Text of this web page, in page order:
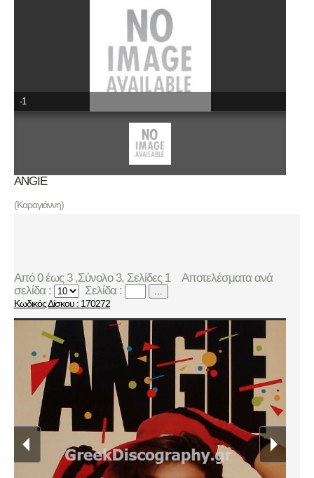
-1
ANGIE
(Καραγιάννη)
Από 0 έως 3 ,Σύνολο 3, Σελίδες 1
Αποτελέσματα ανά
σελίδα :
Σελίδα :
Κωδικός Δίσκου : 170272